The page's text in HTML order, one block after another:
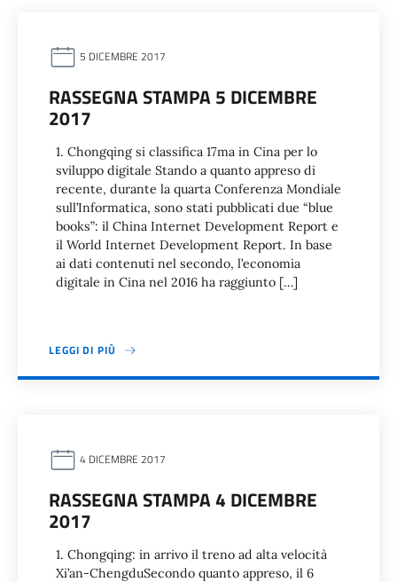
5 DICEMBRE 2017
RASSEGNA STAMPA 5 DICEMBRE
2017
1. Chongqing si classifica 17ma in Cina per lo
sviluppo digitale Stando a quanto appreso di
recente, durante la quarta Conferenza Mondiale
sull’Informatica, sono stati pubblicati due “blue
books”: il China Internet Development Report e
il World Internet Development Report. In base
ai dati contenuti nel secondo, l’economia
digitale in Cina nel 2016 ha raggiunto […]
LEGGI DI PIÙ
4 DICEMBRE 2017
RASSEGNA STAMPA 4 DICEMBRE
2017
1. Chongqing: in arrivo il treno ad alta velocità
Xi’an-ChengduSecondo quanto appreso, il 6